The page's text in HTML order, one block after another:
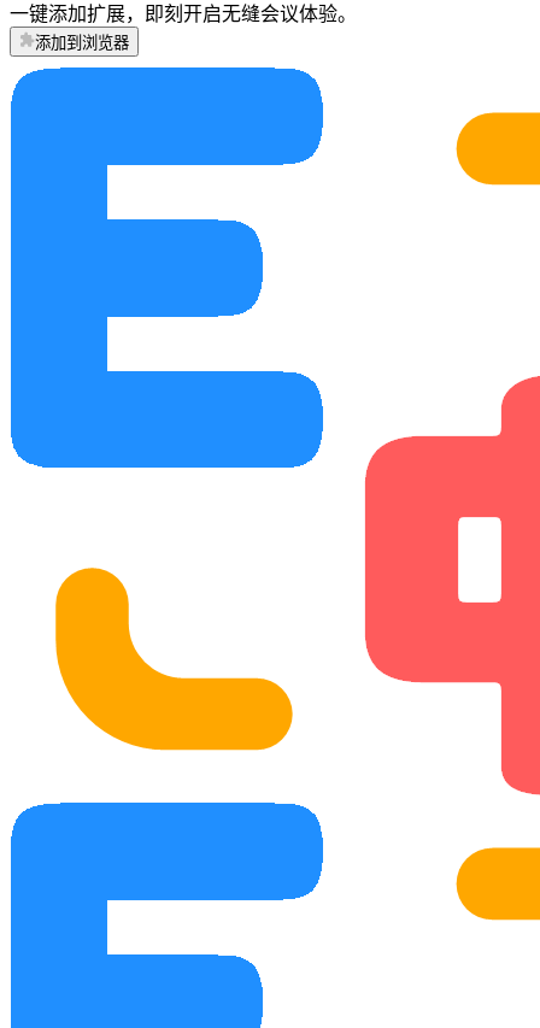
一键添加扩展，即刻开启无缝会议体验。
添加到浏览器